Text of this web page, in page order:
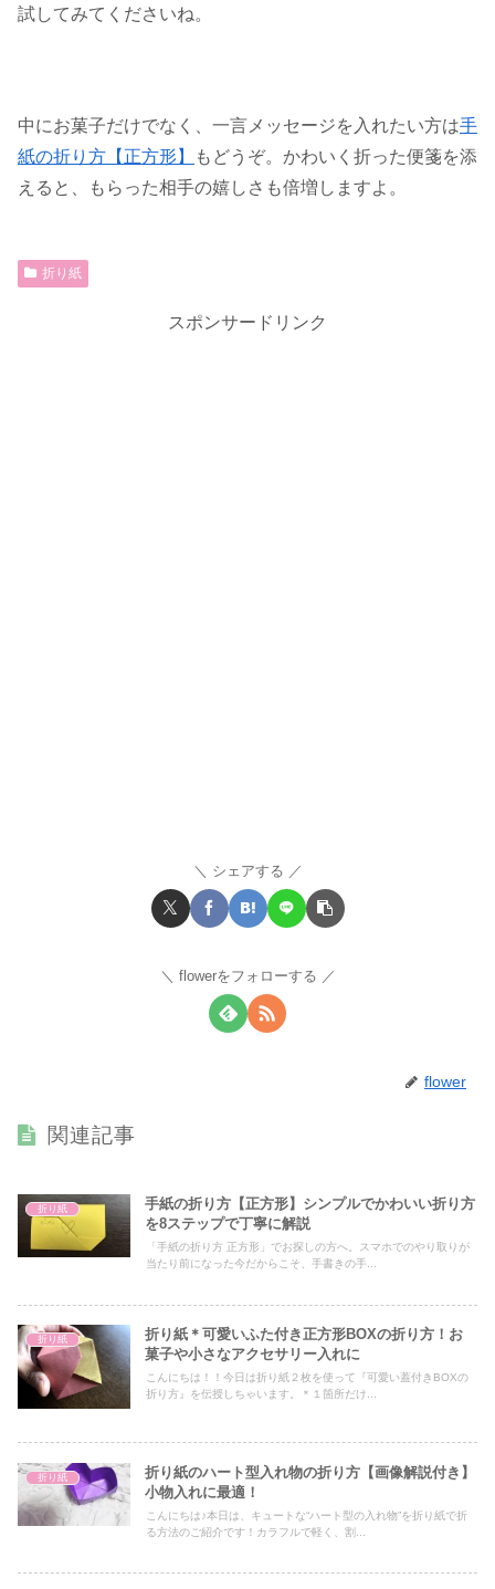
試してみてくださいね。
中にお菓子だけでなく、一言メッセージを入れたい方は手
紙の折り方【正方形】
もどうぞ。かわいく折った便箋を添
えると、もらった相手の嬉しさも倍増しますよ。
折り紙
スポンサードリンク
シェアする
flowerをフォローする
flower
関連記事
折り紙
手紙の折り方【正方形】シンプルでかわいい折り方
を8ステップで丁寧に解説
「手紙の折り方 正方形」でお探しの方へ。スマホでのやり取りが
当たり前になった今だからこそ、手書きの手...
折り紙
折り紙＊可愛いふた付き正方形BOXの折り方！お
菓子や小さなアクセサリー入れに
こんにちは！！今日は折り紙２枚を使って『可愛い蓋付きBOXの
折り方』を伝授しちゃいます。＊１箇所だけ...
折り紙
折り紙のハート型入れ物の折り方【画像解説付き】
小物入れに最適！
こんにちは♪本日は、キュートな“ハート型の入れ物”を折り紙で折
る方法のご紹介です！カラフルで軽く、割...